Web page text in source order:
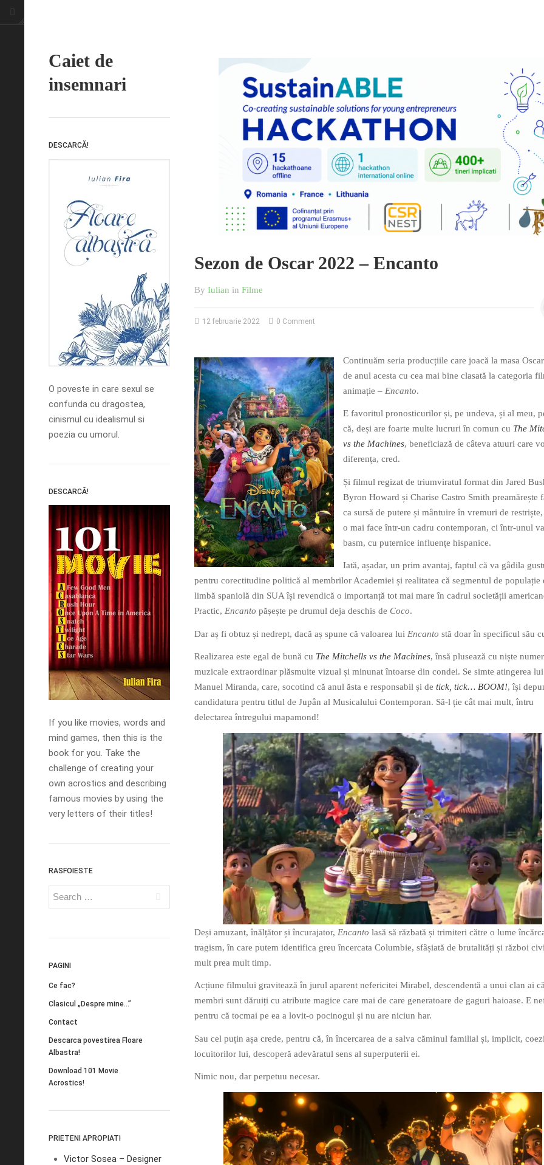
Caiet de
insemnari
DESCARCĂ!
O poveste in care sexul se
confunda cu dragostea,
cinismul cu idealismul si
poezia cu umorul.
DESCARCĂ!
If you like movies, words and
mind games, then this is the
book for you. Take the
challenge of creating your
own acrostics and describing
famous movies by using the
very letters of their titles!
RASFOIESTE
PAGINI
Ce fac?
Clasicul „Despre mine…”
Contact
Descarca povestirea Floare
Albastra!
Download 101 Movie
Acrostics!
PRIETENI APROPIATI
Victor Sosea – Designer
Sezon de Oscar 2022 – Encanto
By Iulian in Filme
12 februarie 2022 0 Comment
Continuăm seria producțiile care joacă la masa
de anul acesta cu cea mai bine clasată la categoria
animație – Encanto.
E favoritul pronosticurilor și, pe undeva, și al meu,
că, deși are foarte multe lucruri în comun cu The
vs the Machines, beneficiază de câteva atuuri care
diferența, cred.
Și filmul regizat de triumviratul format din Jared
Byron Howard și Charise Castro Smith preamărește
ca sursă de putere și mântuire în vremuri de
o mai face într-un cadru contemporan, ci într-unul
basm, cu puternice influențe hispanice.
Iată, așadar, un prim avantaj, faptul că va gâdila
pentru corectitudine politică al membrilor Academiei și realitatea că segmentul de populație
limbă spaniolă din SUA își revendică o importanță tot mai mare în cadrul societății
Practic, Encanto pășește pe drumul deja deschis de Coco.
Dar aș fi obtuz și nedrept, dacă aș spune că valoarea lui Encanto stă doar în specificul său
Realizarea este egal de bună cu The Mitchells vs the Machines, însă plusează cu niște
muzicale extraordinar plăsmuite vizual și minunat întoarse din condei. Se simte atingerea
Manuel Miranda, care, socotind că anul ăsta e responsabil și de tick, tick… BOOM!, își
candidatura pentru titlul de Jupân al Musicalului Contemporan. Să-l ție cât mai mult, întru
delectarea întregului mapamond!
Deși amuzant, înălțător și încurajator, Encanto lasă să răzbată și trimiteri către o lume
tragism, în care putem identifica greu încercata Columbie, sfâșiată de brutalități și război
mult prea mult timp.
Acțiune filmului gravitează în jurul aparent nefericitei Mirabel, descendentă a unui clan ai
membri sunt dăruiți cu atribute magice care mai de care generatoare de gaguri haioase. E
pentru că tocmai pe ea a lovit-o pocinogul și nu are niciun har.
Sau cel puțin așa crede, pentru că, în încercarea de a salva căminul familial și, implicit,
locuitorilor lui, descoperă adevăratul sens al superputerii ei.
Nimic nou, dar perpetuu necesar.